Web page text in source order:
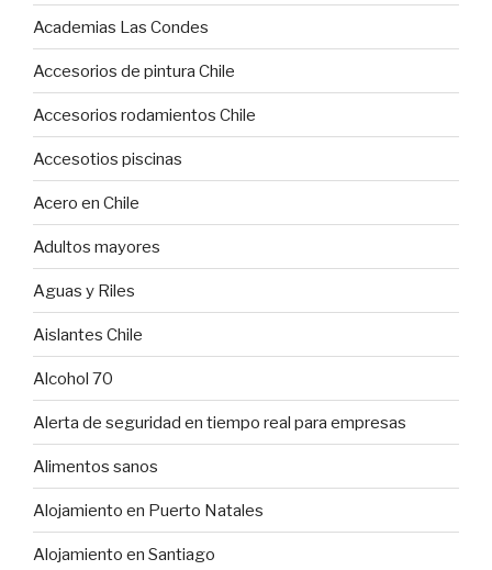
Academias Las Condes
Accesorios de pintura Chile
Accesorios rodamientos Chile
Accesotios piscinas
Acero en Chile
Adultos mayores
Aguas y Riles
Aislantes Chile
Alcohol 70
Alerta de seguridad en tiempo real para empresas
Alimentos sanos
Alojamiento en Puerto Natales
Alojamiento en Santiago